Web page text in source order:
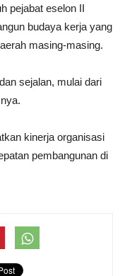
pejabat eselon II
budaya kerja yang
masing-masing.
sejalan, mulai dari
kinerja organisasi
pembangunan di